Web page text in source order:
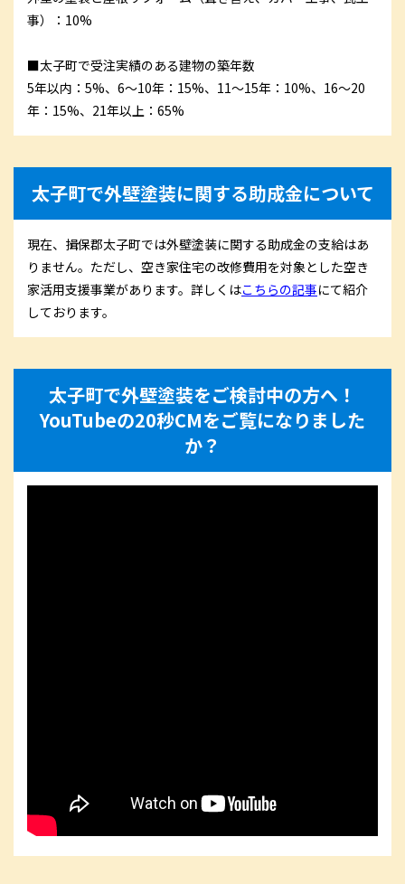
事）：10%
■太子町で受注実績のある建物の築年数
5年以内：5%、6〜10年：15%、11〜15年：10%、16〜20
年：15%、21年以上：65%
太子町で外壁塗装に関する助成金について
現在、揖保郡太子町では外壁塗装に関する助成金の支給はあ
りません。ただし、空き家住宅の改修費用を対象とした空き
家活用支援事業があります。詳しくはこちらの記事にて紹介
しております。
太子町で外壁塗装をご検討中の方へ！
YouTubeの20秒CMをご覧になりました
か？